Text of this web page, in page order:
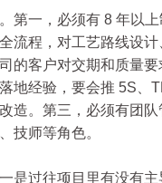
一，必须有 8 年以上
流程，对工艺路线设
的客户对交期和质量
地经验，要会推 5S、
造。第三，必须有团
技师等角色。
过往项目里有没有主